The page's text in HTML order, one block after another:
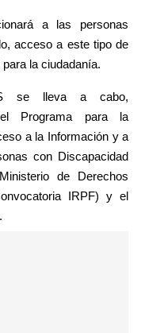
a las personas
acceso a este tipo de
la ciudadanía.
se lleva a cabo,
Programa para la
a la Información y a
con Discapacidad
de Derechos
IRPF) y el